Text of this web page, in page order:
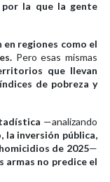
por la que la gente
en regiones como el
Pero esas mismas
que llevan
de pobreza y
—analizando
la inversión pública,
de 2025—
armas no predice el